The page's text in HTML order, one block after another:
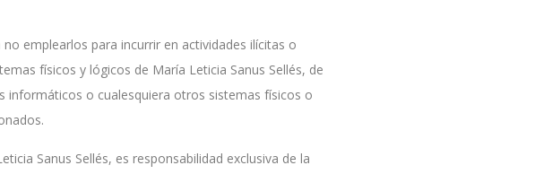
emplearlos para incurrir en actividades ilícitas o
físicos y lógicos de María Leticia Sanus Sellés, de
informáticos o cualesquiera otros sistemas físicos o
Sanus Sellés, es responsabilidad exclusiva de la